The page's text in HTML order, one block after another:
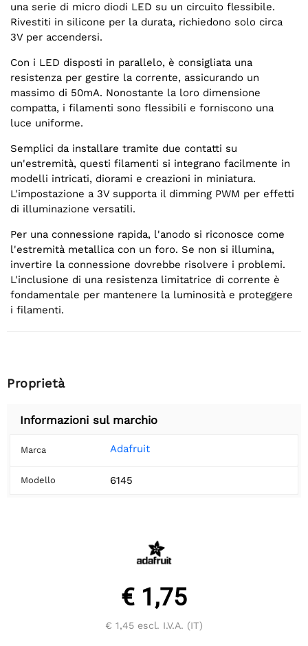
una serie di micro diodi LED su un circuito flessibile.
Rivestiti in silicone per la durata, richiedono solo circa
3V per accendersi.
Con i LED disposti in parallelo, è consigliata una
resistenza per gestire la corrente, assicurando un
massimo di 50mA. Nonostante la loro dimensione
compatta, i filamenti sono flessibili e forniscono una
luce uniforme.
Semplici da installare tramite due contatti su
un'estremità, questi filamenti si integrano facilmente in
modelli intricati, diorami e creazioni in miniatura.
L'impostazione a 3V supporta il dimming PWM per effetti
di illuminazione versatili.
Per una connessione rapida, l'anodo si riconosce come
l'estremità metallica con un foro. Se non si illumina,
invertire la connessione dovrebbe risolvere i problemi.
L'inclusione di una resistenza limitatrice di corrente è
fondamentale per mantenere la luminosità e proteggere
i filamenti.
Proprietà
Informazioni sul marchio
Marca Adafruit
Modello 6145
€ 1,75
€ 1,45 escl. I.V.A. (IT)